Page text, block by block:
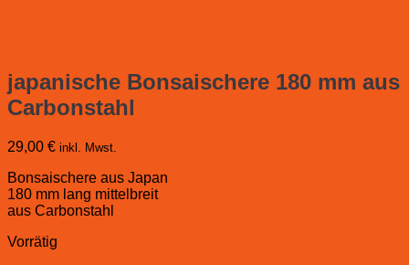
japanische Bonsaischere 180 mm aus
Carbonstahl
29,00 € inkl. Mwst.
Bonsaischere aus Japan
180 mm lang mittelbreit
aus Carbonstahl
Vorrätig